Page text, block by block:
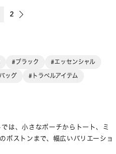
2
#ブラック
#エッセンシャル
ッグ
#トラベルアイテム
は、小さなポーチからトート、ミ
ボストンまで、幅広いバリエーショ